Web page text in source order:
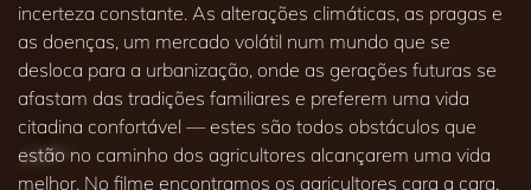
incerteza constante. As alterações climáticas, as pragas e
as doenças, um mercado volátil num mundo que se
desloca para a urbanização, onde as gerações futuras se
afastam das tradições familiares e preferem uma vida
citadina confortável — estes são todos obstáculos que
estão no caminho dos agricultores alcançarem uma vida
melhor. No filme encontramos os agricultores cara a cara,